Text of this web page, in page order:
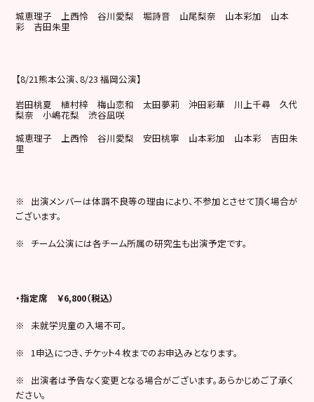
城恵理子 上西怜 谷川愛梨 堀詩音 山尾梨奈 山本彩加 山本
彩 吉田朱里
【8/21熊本公演、8/23 福岡公演】
岩田桃夏 植村梓 梅山恋和 太田夢莉 沖田彩華 川上千尋 久代
梨奈 小嶋花梨 渋谷凪咲
城恵理子 上西怜 谷川愛梨 安田桃寧 山本彩加 山本彩 吉田朱
里
※ 出演メンバーは体調不良等の理由により、不参加とさせて頂く場合が
ございます。
※ チーム公演には各チーム所属の研究生も出演予定です。
・指定席 ￥6,800（税込）
※ 未就学児童の入場不可。
※ 1申込につき、チケット４枚までのお申込みとなります。
※ 出演者は予告なく変更となる場合がございます。あらかじめご了承く
ださい。